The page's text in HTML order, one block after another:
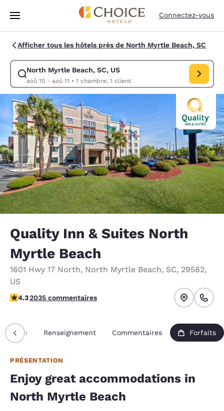
Passer à Contenu Principal
Connectez-vous
Afficher tous les hôtels près de North Myrtle Beach, SC
North Myrtle Beach, SC, US
aoû 10 - aoû 11 • 1 chambre, 1 client
Modifiez la recherche pour North Myrtle Beach, SC, US. Date
Quality Inn & Suites North
Myrtle Beach
1601 Hwy 17 North, North Myrtle Beach, SC, 29582,
US
4.26 étoiles. Excellent.
4.32035 commentaires
Renseignement Commentaires Forfaits
PRÉSENTATION
Enjoy great accommodations in
North Myrtle Beach